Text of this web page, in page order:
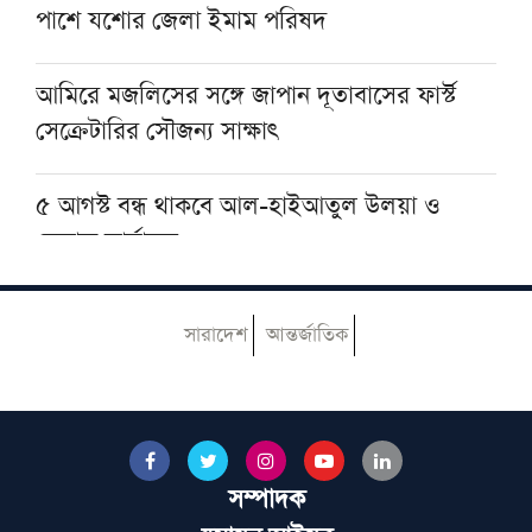
বগি লাইনচ্যুত, ট্রেন চলাচল বন্ধ
পাশে যশোর জেলা ইমাম পরিষদ
আমিরে মজলিসের সঙ্গে জাপান দূতাবাসের ফার্স্ট
সেক্রেটারির সৌজন্য সাক্ষাৎ
৫ আগস্ট বন্ধ থাকবে আল-হাইআতুল উলয়া ও
বেফাক কার্যালয়
হেজবুত তাওহীদ কেন ভ্রান্ত, কী তাদের আকিদা
আজ ঢাকায় আসছেন দেওবন্দের মুহতামিম, জেনে
সারাদেশ আন্তর্জাতিক
সম্পাদক